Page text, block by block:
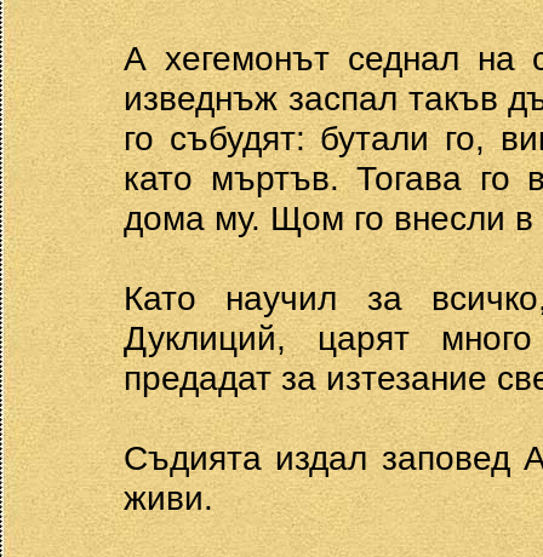
А хегемонът седнал на
изведнъж заспал такъв
го събудят: бутали го,
като мъртъв. Тогава го
дома му. Щом го внесли
Като научил за
Дуклиций, царят
предадат за изтезание
Съдията издал заповед
живи.